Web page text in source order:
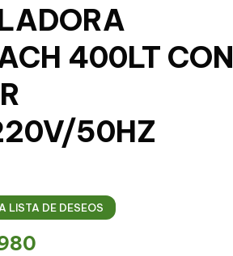
400LT CON
50HZ
LISTA DE DESEOS